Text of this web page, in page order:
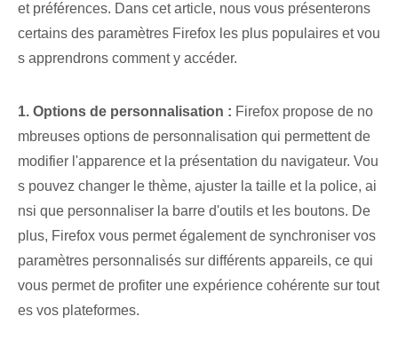
et préférences. Dans cet article, nous vous présenterons
certains des paramètres Firefox les plus populaires et vou
s apprendrons comment y accéder.
1. Options de personnalisation : Firefox propose de no
mbreuses options de personnalisation qui permettent de
modifier l'apparence et la présentation du navigateur. Vou
s pouvez ⁤changer le thème⁢, ajuster la taille ⁢et ⁤la police, ai
nsi que personnaliser la barre d'outils et les boutons. De
plus, Firefox⁤ vous permet également de synchroniser vos
paramètres personnalisés sur différents appareils, ce qui
vous permet de profiter une expérience cohérente sur tout
es vos plateformes.